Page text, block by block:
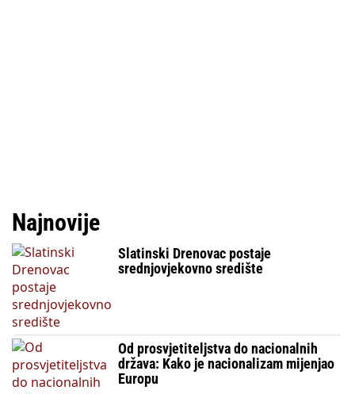
Najnovije
Slatinski Drenovac postaje
srednjovjekovno središte
Od prosvjetiteljstva do nacionalnih
država: Kako je nacionalizam mijenjao
Europu